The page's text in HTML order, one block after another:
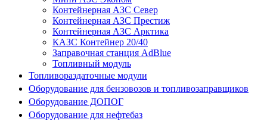
Контейнерная АЗС Север
Контейнерная АЗС Престиж
Контейнерная АЗС Арктика
КАЗС Контейнер 20/40
Заправочная станция AdBlue
Топливный модуль
Топливораздаточные модули
Оборудование для бензовозов и топливозаправщиков
Оборудование ДОПОГ
Оборудование для нефтебаз